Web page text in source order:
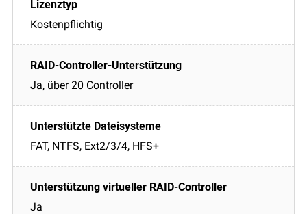
Kostenpflichtig
Ja, über 20 Controller
FAT, NTFS, Ext2/3/4, HFS+
Ja